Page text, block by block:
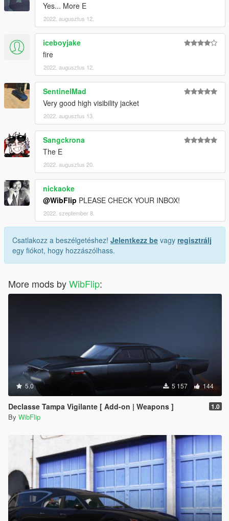
Yes... More E
2022. augusztus 12.
iceboyjake
fire
2022. augusztus 12.
SentinelMad
Very good high visibility jacket
2022. augusztus 13.
Sangckrona
The E
2022. augusztus 20.
nickaoke
@WibFlip PLEASE CHECK YOUR INBOX!
2022. szeptember 8.
Csatlakozz a beszélgetéshez! Jelentkezz be vagy regisztrálj
egy fiókot, hogy hozzászólhass.
More mods byWibFlip:
5.0 5 157 144
Declasse Tampa Vigilante [ Add-on | Weapons ] 1.0
By WibFlip